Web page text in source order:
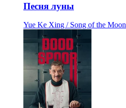
Песня луны
Yue Ke Xing / Song of the Moon